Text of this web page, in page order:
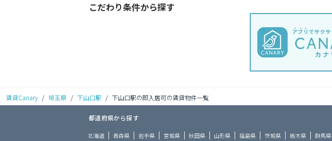
こだわり条件から探す
賃貸Canary / 埼玉県 / 下山口駅 / 下山口駅の即入居可の賃貸物件一覧
都道府県から探す
北海道 青森県 岩手県 宮城県 秋田県 山形県 福島県 茨城県 栃木県 群馬県